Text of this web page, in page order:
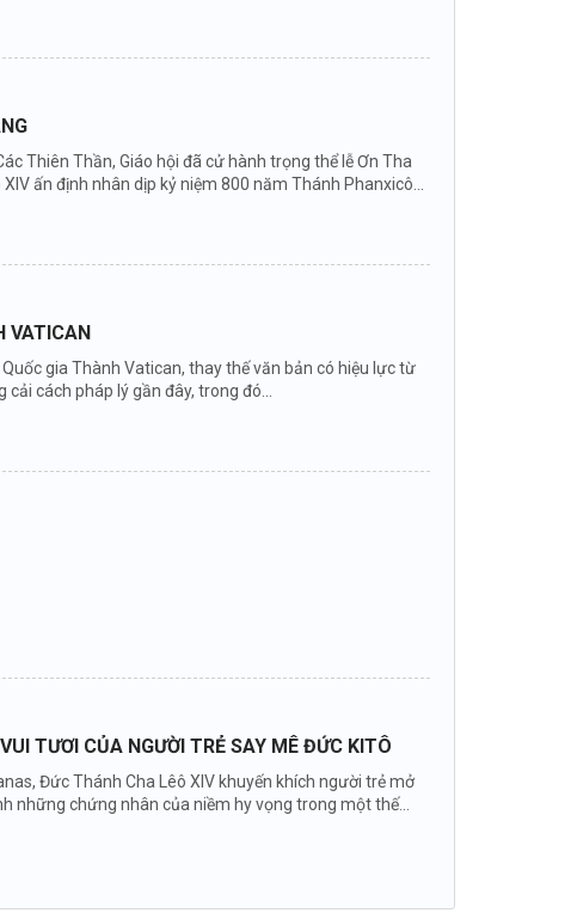
Thiên Thần, Giáo hội đã cử hành trọng thể lễ Ơn Tha
ấn định nhân dịp kỷ niệm 800 năm Thánh Phanxicô...
VATICAN
gia Thành Vatican, thay thế văn bản có hiệu lực từ
cách pháp lý gần đây, trong đó...
TƯƠI CỦA NGƯỜI TRẺ SAY MÊ ĐỨC KITÔ
Đức Thánh Cha Lêô XIV khuyến khích người trẻ mở
những chứng nhân của niềm hy vọng trong một thế...